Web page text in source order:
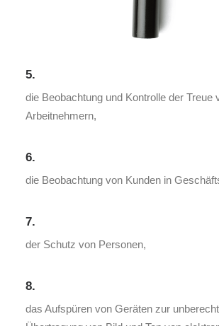
5.
die Beobachtung und Kontrolle der Treue
Arbeitnehmern,
6.
die Beobachtung von Kunden in
7.
der Schutz von Personen,
8.
das Aufspüren von Geräten zur